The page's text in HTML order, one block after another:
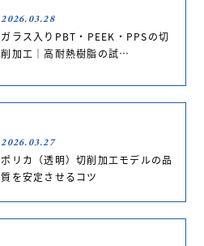
2026.03.28
ガラス入りPBT・PEEK・PPSの切
削加工｜高耐熱樹脂の試…
2026.03.27
ポリカ（透明）切削加工モデルの品
質を安定させるコツ